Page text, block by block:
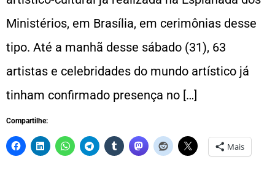
Ministérios, em Brasília, em cerimônias desse
tipo. Até a manhã desse sábado (31), 63
artistas e celebridades do mundo artístico já
tinham confirmado presença no […]
Compartilhe:
Mais